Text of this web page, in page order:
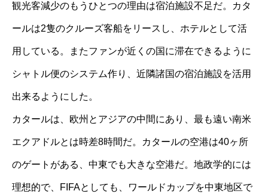
観光客減少のもうひとつの理由は宿泊施設不足だ。カタ
ールは2隻のクルーズ客船をリースし、ホテルとして活
用している。またファンが近くの国に滞在できるように
シャトル便のシステム作り、近隣諸国の宿泊施設を活用
出来るようにした。
カタールは、欧州とアジアの中間にあり、最も遠い南米
エクアドルとは時差8時間だ。カタールの空港は40ヶ所
のゲートがある、中東でも大きな空港だ。地政学的には
理想的で、FIFAとしても、ワールドカップを中東地区で